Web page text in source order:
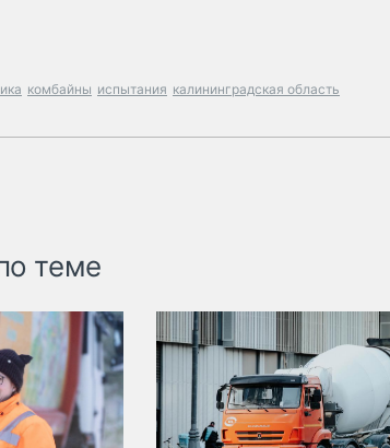
комбайны испытания калининградская область
теме